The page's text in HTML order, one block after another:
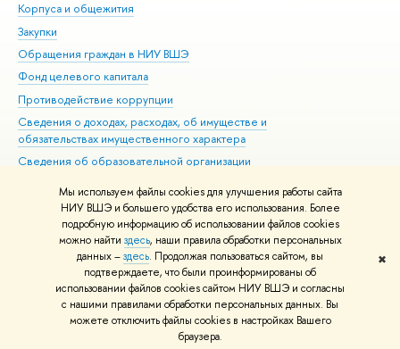
Мы используем файлы cookies для улучшения работы сайта
НИУ ВШЭ и большего удобства его использования. Более
подробную информацию об использовании файлов cookies
можно найти здесь, наши правила обработки персональных
данных –здесь. Продолжая пользоваться сайтом, вы
подтверждаете, что были проинформированы об
использовании файлов cookies сайтом НИУ ВШЭ и согласны
с нашими правилами обработки персональных данных. Вы
можете отключить файлы cookies в настройках Вашего
браузера.
✖
Корпуса и общежития
Закупки
Обращения граждан в НИУ ВШЭ
Фонд целевого капитала
Противодействие коррупции
Сведения о доходах, расходах, об имуществе и
обязательствах имущественного характера
Сведения об образовательной организации
Людям с ограниченными возможностями здоровья
Единая платежная страница
Работа в Вышке
© НИУ ВШЭ 1993–2026 Адреса и контакты Условия использования
материалов Политика конфиденциальности Карта сайта
Шрифты HSE Sans и HSE Slab разработаны вШколе дизайна НИУ ВШЭ